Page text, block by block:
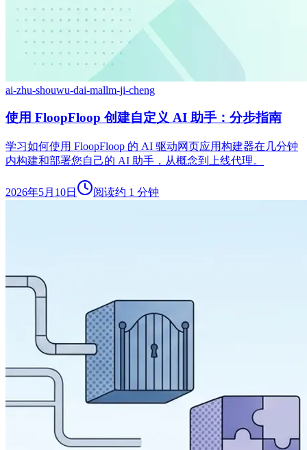
ai-zhu-shouwu-dai-mallm-ji-cheng
使用 FloopFloop 创建自定义 AI 助手：分步指南
学习如何使用 FloopFloop 的 AI 驱动网页应用构建器在几分钟
内构建和部署您自己的 AI 助手，从概念到上线代理。
2026年5月10日 阅读约 1 分钟